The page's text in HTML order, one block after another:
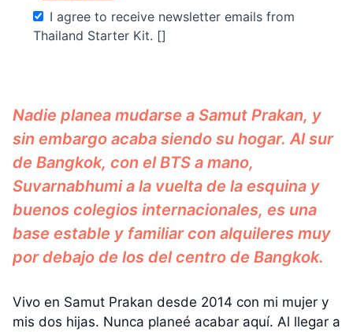
I agree to receive newsletter emails from
Thailand Starter Kit. []
Nadie planea mudarse a Samut Prakan, y
sin embargo acaba siendo su hogar. Al sur
de Bangkok, con el BTS a mano,
Suvarnabhumi a la vuelta de la esquina y
buenos colegios internacionales, es una
base estable y familiar con alquileres muy
por debajo de los del centro de Bangkok.
Vivo en Samut Prakan desde 2014 con mi mujer y
mis dos hijas. Nunca planeé acabar aquí. Al llegar a